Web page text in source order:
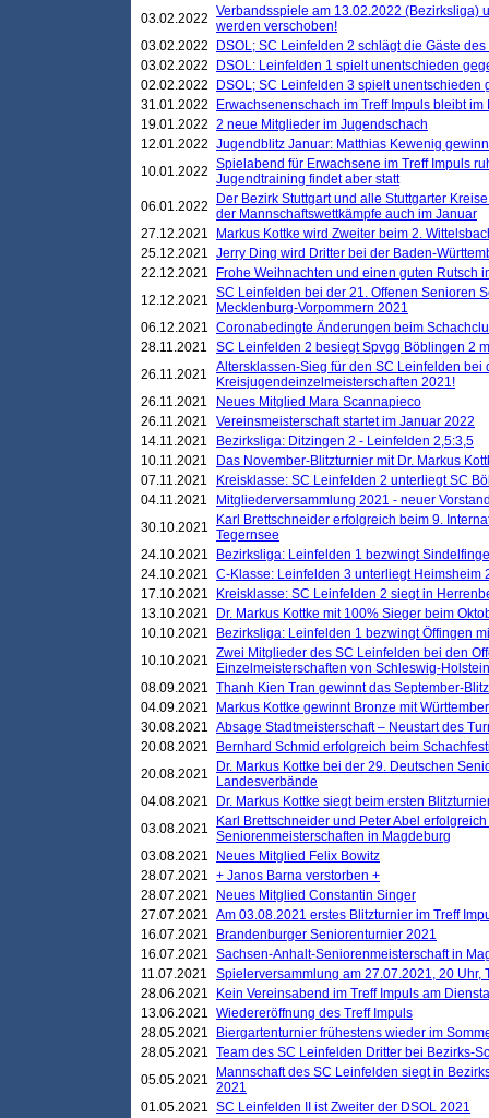
03.02.2022 Verbandsspiele am 13.02.2022 (Bezirksliga)
werden verschoben!
03.02.2022
DSOL; SC Leinfelden 2 schlägt die Gäste
03.02.2022
DSOL: Leinfelden 1 spielt unentschieden
02.02.2022
DSOL; SC Leinfelden 3 spielt unentschieden
31.01.2022
Erwachsenenschach im Treff Impuls bleibt
19.01.2022 2 neue Mitglieder im Jugendschach
12.01.2022 Jugendblitz Januar: Matthias Kewenig
10.01.2022 Spielabend für Erwachsene im Treff Impuls
Jugendtraining findet aber statt
06.01.2022
Der Bezirk Stuttgart und alle Stuttgarter
der Mannschaftswettkämpfe auch im Januar
27.12.2021
Markus Kottke wird Zweiter beim 2.
25.12.2021 Jerry Ding wird Dritter bei der Baden-
22.12.2021
Frohe Weihnachten und einen guten Rutsch
12.12.2021 SC Leinfelden bei der 21. Offenen Senioren
Mecklenburg-Vorpommern 2021
06.12.2021 Coronabedingte Änderungen beim
28.11.2021
SC Leinfelden 2 besiegt Spvgg Böblingen 2
26.11.2021
Altersklassen-Sieg für den SC Leinfelden bei
Kreisjugendeinzelmeisterschaften 2021!
26.11.2021
Neues Mitglied Mara Scannapieco
26.11.2021
Vereinsmeisterschaft startet im Januar 2022
14.11.2021
Bezirksliga: Ditzingen 2 - Leinfelden 2,5:3,5
10.11.2021
Das November-Blitzturnier mit Dr. Markus
07.11.2021
Kreisklasse: SC Leinfelden 2 unterliegt SC
04.11.2021
Mitgliederversammlung 2021 - neuer
30.10.2021
Karl Brettschneider erfolgreich beim 9.
Tegernsee
24.10.2021
Bezirksliga: Leinfelden 1 bezwingt
24.10.2021 C-Klasse: Leinfelden 3 unterliegt Heimsheim
17.10.2021
Kreisklasse: SC Leinfelden 2 siegt in
13.10.2021
Dr. Markus Kottke mit 100% Sieger beim
10.10.2021
Bezirksliga: Leinfelden 1 bezwingt Öffingen
10.10.2021 Zwei Mitglieder des SC Leinfelden bei den
Einzelmeisterschaften von Schleswig-
08.09.2021 Thanh Kien Tran gewinnt das September-
04.09.2021
Markus Kottke gewinnt Bronze mit
30.08.2021 Absage Stadtmeisterschaft – Neustart des
20.08.2021
Bernhard Schmid erfolgreich beim
20.08.2021
Dr. Markus Kottke bei der 29. Deutschen
Landesverbände
04.08.2021
Dr. Markus Kottke siegt beim ersten
03.08.2021
Karl Brettschneider und Peter Abel
Seniorenmeisterschaften in Magdeburg
03.08.2021
Neues Mitglied Felix Bowitz
28.07.2021 + Janos Barna verstorben +
28.07.2021
Neues Mitglied Constantin Singer
27.07.2021 Am 03.08.2021 erstes Blitzturnier im Treff
16.07.2021
Brandenburger Seniorenturnier 2021
16.07.2021 Sachsen-Anhalt-Seniorenmeisterschaft in
11.07.2021
Spielerversammlung am 27.07.2021, 20 Uhr,
28.06.2021
Kein Vereinsabend im Treff Impuls am
13.06.2021 Wiedereröffnung des Treff Impuls
28.05.2021
Biergartenturnier frühestens wieder im
28.05.2021 Team des SC Leinfelden Dritter bei Bezirks-
05.05.2021
Mannschaft des SC Leinfelden siegt in
2021
01.05.2021 SC Leinfelden II ist Zweiter der DSOL 2021